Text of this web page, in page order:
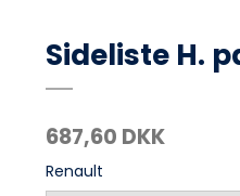
Sideliste H.
687,60 DKK
Renault